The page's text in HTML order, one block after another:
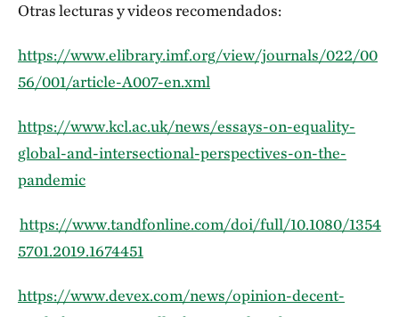
Otras lecturas y videos recomendados:
https://www.elibrary.imf.org/view/journals/022/00
56/001/article-A007-en.xml
https://www.kcl.ac.uk/news/essays-on-equality-
global-and-intersectional-perspectives-on-the-
pandemic
https://www.tandfonline.com/doi/full/10.1080/1354
5701.2019.1674451
https://www.devex.com/news/opinion-decent-